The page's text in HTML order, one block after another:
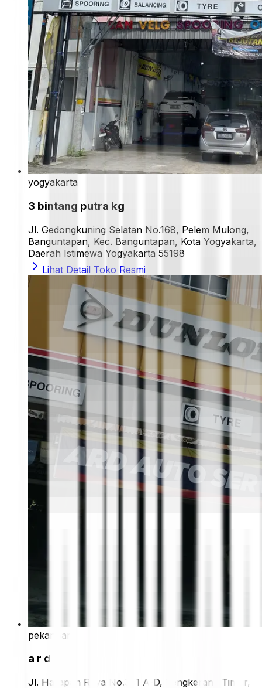
yogyakarta
3 bintang putra kg
Jl. Gedongkuning Selatan No.168, Pelem Mulong,
Banguntapan, Kec. Banguntapan, Kota Yogyakarta,
Daerah Istimewa Yogyakarta 55198
Lihat Detail Toko Resmi
pekanbaru
a r d
Jl. Harapan Raya No.391 A-D, Tengkerang Timur,